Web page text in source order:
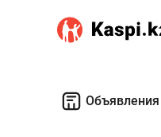
Объявления